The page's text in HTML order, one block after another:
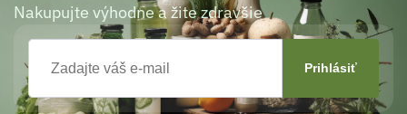
Nakupujte výhodne a žite zdravšie